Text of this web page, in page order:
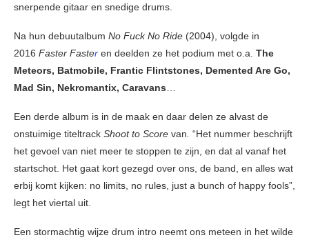
snerpende gitaar en snedige drums.
Na hun debuutalbum No Fuck No Ride (2004), volgde in
2016 Faster Faster en deelden ze het podium met o.a. The
Meteors, Batmobile, Frantic Flintstones, Demented Are Go,
Mad Sin, Nekromantix, Caravans
Een derde album is in de maak en daar delen ze alvast de
onstuimige titeltrack Shoot to Score van “Het nummer beschrijft
het gevoel van niet meer te stoppen te zijn, en dat al vanaf het
startschot. Het gaat kort gezegd over ons, de band, en alles wat
erbij komt kijken: no limits, no rules, just a bunch of happy fools”,
legt het viertal uit.
Een stormachtig wijze drum intro neemt ons meteen in het wilde